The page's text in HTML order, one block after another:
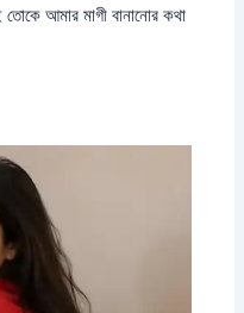
আমার মাগী বানানোর কথা